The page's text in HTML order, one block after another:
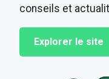
conseils et
Explorer le site